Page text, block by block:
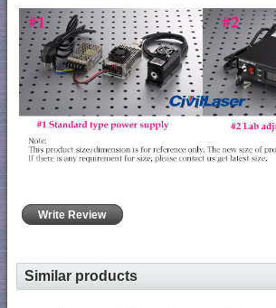
Write Review
Similar products